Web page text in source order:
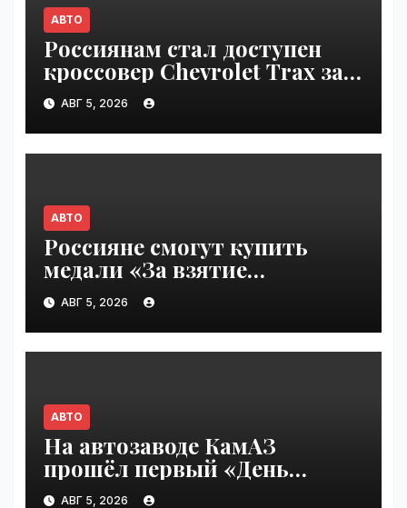
АВТО
Россиянам стал доступен
кроссовер Chevrolet Trax за
1,6 млн рублей | VseTime.ru
АВГ 5, 2026
АВТО
Россияне смогут купить
медали «За взятие
бензоколонки 2026» |
VseTime.ru
АВГ 5, 2026
АВТО
На автозаводе КамАЗ
прошёл первый «День
шаурмы» | VseTime.ru
АВГ 5, 2026